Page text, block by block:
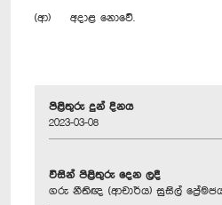
(ආ) අදාළ නොවේ.
පිළිතුරු දුන් දිනය
2023-03-08
විසින් පිළිතුරු දෙන ලදී
ගරු නීතිඥ (ආචාර්ය) සුසිල්